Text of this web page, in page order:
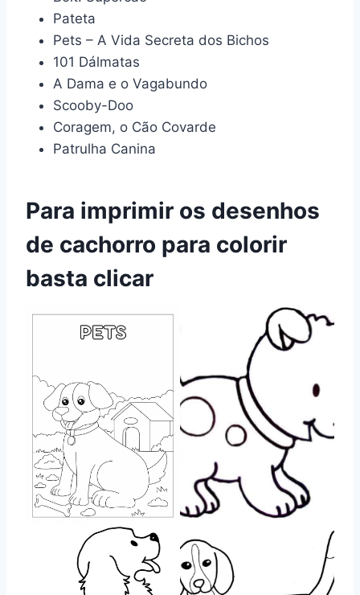
Pateta
Pets – A Vida Secreta dos Bichos
101 Dálmatas
A Dama e o Vagabundo
Scooby-Doo
Coragem, o Cão Covarde
Patrulha Canina
Para imprimir os desenhos
de cachorro para colorir
basta clicar